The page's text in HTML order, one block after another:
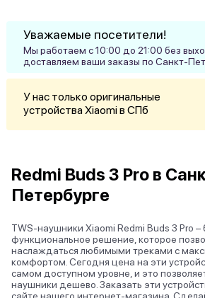
Уважаемые посетители!
Мы работаем с 10:00 до 21:00 без
доставляем ваши заказы по Санкт-
У нас только оригинальные
устройства Xiaomi в СПб
Redmi Buds 3 Pro в
Петербурге
TWS-наушники Xiaomi Redmi Buds 3 Pro
функциональное решение, которое
наслаждаться любимыми треками с
комфортом. Сегодня цена на эти
самом доступном уровне, и это
наушники дешево. Заказать эти